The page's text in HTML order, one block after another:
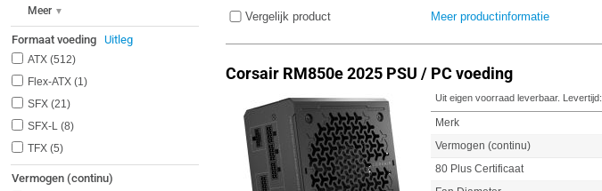
Meer
Formaat voeding Uitleg
ATX 512
Flex-ATX 1
SFX 21
SFX-L 8
TFX 5
Vermogen (continu)
Vergelijk product Meer productinformatie
Corsair RM850e 2025 PSU / PC voeding
Uit eigen voorraad leverbaar. Levertijd:
Merk
Vermogen (continu)
80 Plus Certificaat